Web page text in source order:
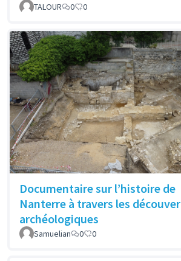
TALOUR 0 0
Documentaire sur l’histoire de
Nanterre à travers les
archéologiques
Samuelian 0 0